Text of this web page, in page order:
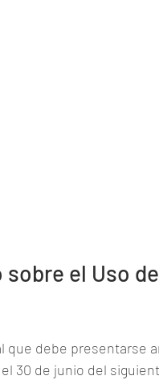
sobre el Uso
que debe presentarse
30 de junio del